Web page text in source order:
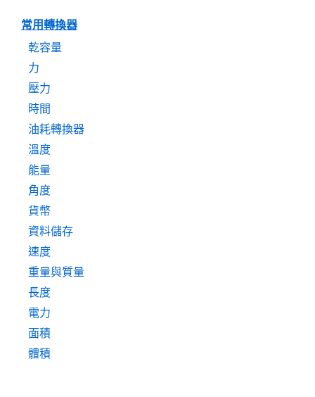
常用轉換器
乾容量
力
壓力
時間
油耗轉換器
溫度
能量
角度
貨幣
資料儲存
速度
重量與質量
長度
電力
面積
體積